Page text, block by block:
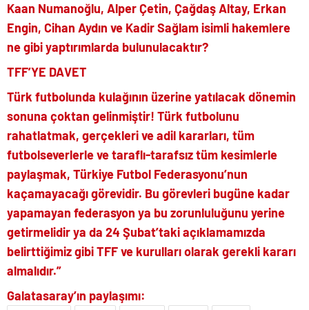
Kaan Numanoğlu, Alper Çetin, Çağdaş Altay, Erkan
Engin, Cihan Aydın ve Kadir Sağlam isimli hakemlere
ne gibi yaptırımlarda bulunulacaktır?
TFF’YE DAVET
Türk futbolunda kulağının üzerine yatılacak dönemin
sonuna çoktan gelinmiştir! Türk futbolunu
rahatlatmak, gerçekleri ve adil kararları, tüm
futbolseverlerle ve taraflı-tarafsız tüm kesimlerle
paylaşmak, Türkiye Futbol Federasyonu’nun
kaçamayacağı görevidir. Bu görevleri bugüne kadar
yapamayan federasyon ya bu zorunluluğunu yerine
getirmelidir ya da 24 Şubat’taki açıklamamızda
belirttiğimiz gibi TFF ve kurulları olarak gerekli kararı
almalıdır.”
Galatasaray’ın paylaşımı: